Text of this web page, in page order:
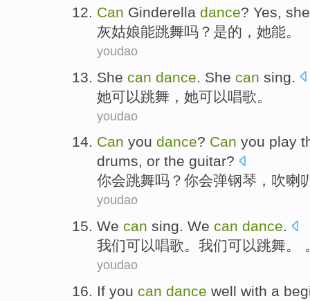
Can Ginderella dance? Yes, she
灰姑娘能跳舞吗？ 是的 ， 她能。
youdao
She can dance . She can sing
她可以跳舞 ，她可以唱歌 。
youdao
Can you dance? Can you play
drums, or the guitar?
你会跳舞吗？你会弹钢琴 ， 吹喇
youdao
We can sing. We can dance.
我们可以唱歌。我们可以跳舞。
youdao
If you can dance well with a